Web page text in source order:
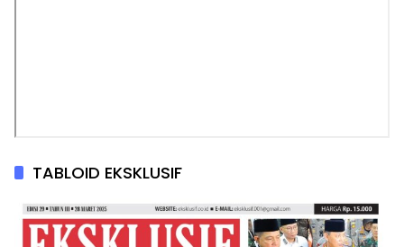
TABLOID EKSKLUSIF